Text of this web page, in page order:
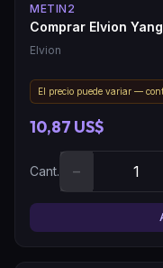
METIN2
Comprar Elvion
Elvion
El precio puede variar —
10,87 US$
Cant. −